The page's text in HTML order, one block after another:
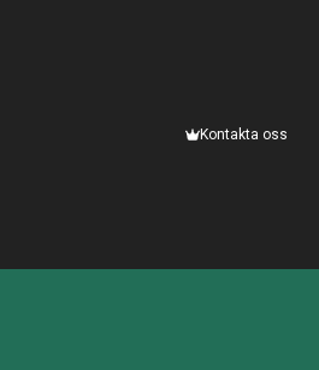
Kontakta oss